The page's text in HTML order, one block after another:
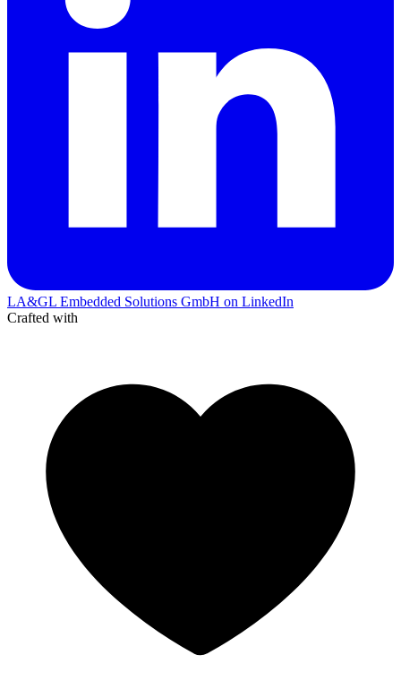
LA&GL Embedded Solutions GmbH on LinkedIn
Crafted with